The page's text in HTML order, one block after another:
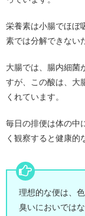
栄養素は小腸でほぼ
素では分解できない
大腸では、腸内細菌
すが、この酸は、大
くれています。
毎日の排便は体の中
く観察すると健康的
理想的な便は、
臭いにおいでは